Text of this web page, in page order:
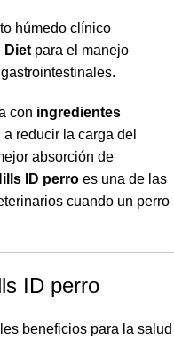
húmedo clínico
Diet para el manejo
con ingredientes
reducir la carga del
absorción de
ID perro es una de las
cuando un perro
ID perro
beneficios para la salud